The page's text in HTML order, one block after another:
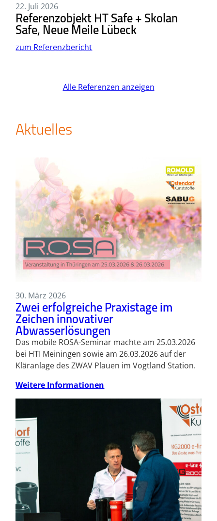
22. Juli 2026
Referenzobjekt HT Safe + Skolan
Safe, Neue Meile Lübeck
zum Referenzbericht
Alle Referenzen anzeigen
Aktuelles
30. März 2026
Zwei erfolgreiche Praxistage im
Zeichen innovativer
Abwasserlösungen
Das mobile ROSA-Seminar machte am 25.03.2026
bei HTI Meiningen sowie am 26.03.2026 auf der
Kläranlage des ZWAV Plauen im Vogtland Station.
Weitere Informationen